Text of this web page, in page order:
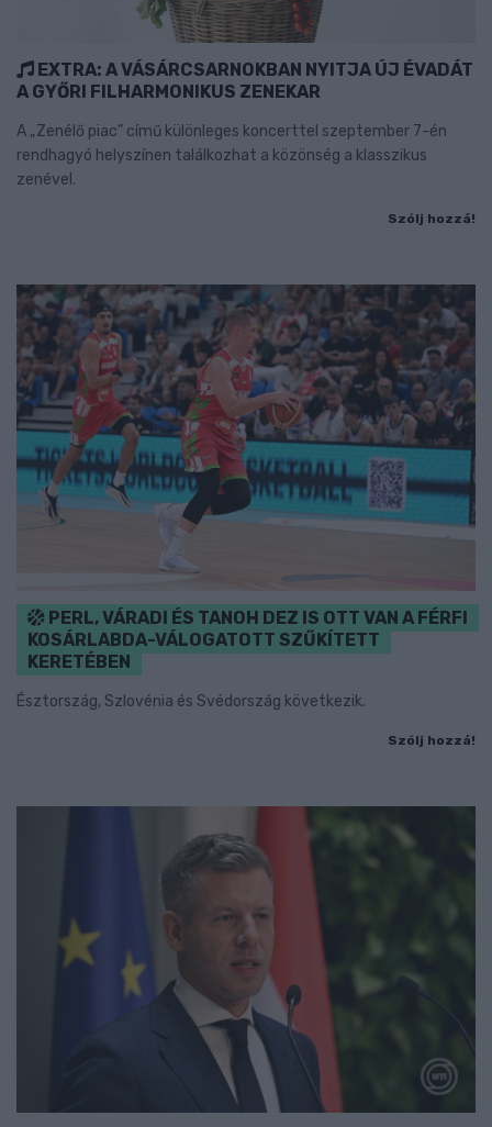
EXTRA: A VÁSÁRCSARNOKBAN NYITJA ÚJ ÉVADÁT
A GYŐRI FILHARMONIKUS ZENEKAR
A „Zenélő piac” című különleges koncerttel szeptember 7-én
rendhagyó helyszínen találkozhat a közönség a klasszikus
zenével.
Szólj hozzá!
PERL, VÁRADI ÉS TANOH DEZ IS OTT VAN A FÉRFI
KOSÁRLABDA-VÁLOGATOTT SZŰKÍTETT
KERETÉBEN
Észtország, Szlovénia és Svédország következik.
Szólj hozzá!